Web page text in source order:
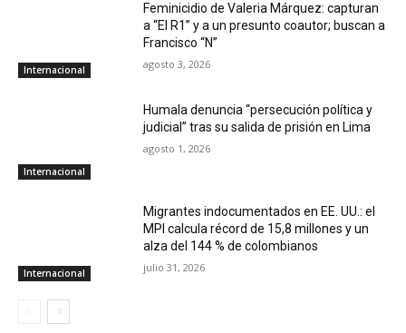
Internacional
Feminicidio de Valeria Márquez: capturan
a “El R1” y a un presunto coautor; buscan a
Francisco “N”
agosto 3, 2026
Internacional
Humala denuncia “persecución política y
judicial” tras su salida de prisión en Lima
agosto 1, 2026
Internacional
Migrantes indocumentados en EE. UU.: el
MPI calcula récord de 15,8 millones y un
alza del 144 % de colombianos
julio 31, 2026